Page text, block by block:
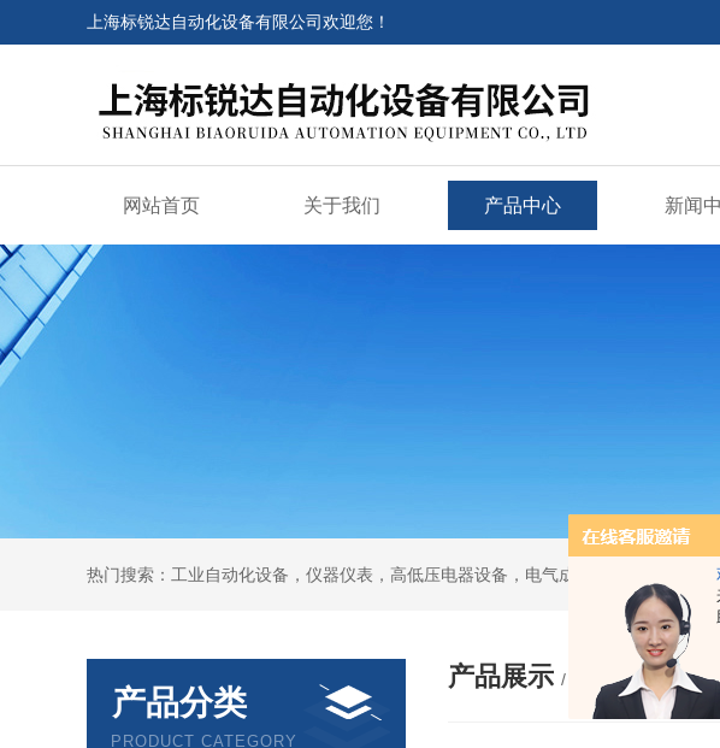
上海标锐达自动化设备有限公司欢迎您！
网站首页 关于我们 产品中心 新闻
热门搜索：工业自动化设备，仪器仪表，高低压电器设备，电气成套设备
产品分类
PRODUCT CATEGORY
产品展示 / PRODUCTS